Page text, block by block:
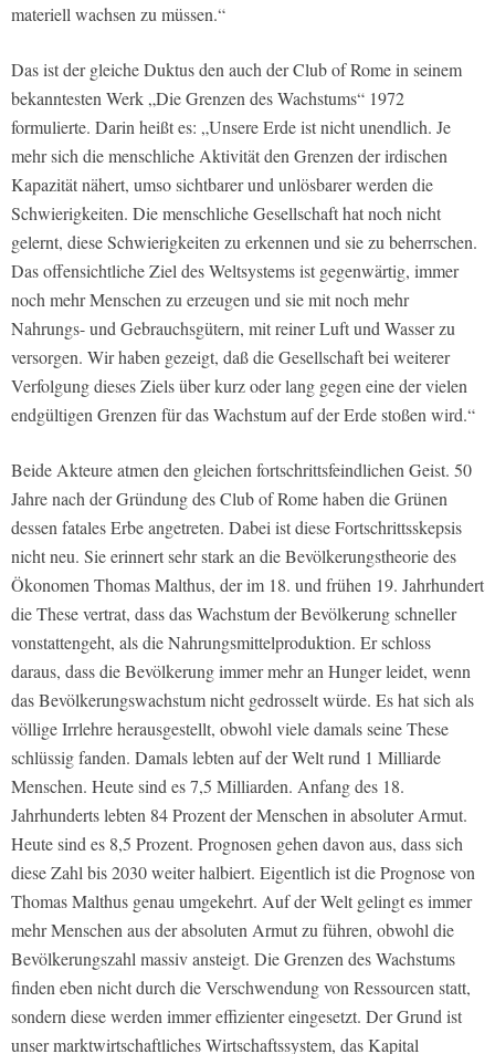
materiell wachsen zu müssen.“
Das ist der gleiche Duktus den auch der Club of Rome in seinem
bekanntesten Werk „Die Grenzen des Wachstums“ 1972
formulierte. Darin heißt es: „Unsere Erde ist nicht unendlich. Je
mehr sich die menschliche Aktivität den Grenzen der irdischen
Kapazität nähert, umso sichtbarer und unlösbarer werden die
Schwierigkeiten. Die menschliche Gesellschaft hat noch nicht
gelernt, diese Schwierigkeiten zu erkennen und sie zu beherrschen.
Das offensichtliche Ziel des Weltsystems ist gegenwärtig, immer
noch mehr Menschen zu erzeugen und sie mit noch mehr
Nahrungs- und Gebrauchsgütern, mit reiner Luft und Wasser zu
versorgen. Wir haben gezeigt, daß die Gesellschaft bei weiterer
Verfolgung dieses Ziels über kurz oder lang gegen eine der vielen
endgültigen Grenzen für das Wachstum auf der Erde stoßen wird.“
Beide Akteure atmen den gleichen fortschrittsfeindlichen Geist. 50
Jahre nach der Gründung des Club of Rome haben die Grünen
dessen fatales Erbe angetreten. Dabei ist diese Fortschrittsskepsis
nicht neu. Sie erinnert sehr stark an die Bevölkerungstheorie des
Ökonomen Thomas Malthus, der im 18. und frühen 19. Jahrhundert
die These vertrat, dass das Wachstum der Bevölkerung schneller
vonstattengeht, als die Nahrungsmittelproduktion. Er schloss
daraus, dass die Bevölkerung immer mehr an Hunger leidet, wenn
das Bevölkerungswachstum nicht gedrosselt würde. Es hat sich als
völlige Irrlehre herausgestellt, obwohl viele damals seine These
schlüssig fanden. Damals lebten auf der Welt rund 1 Milliarde
Menschen. Heute sind es 7,5 Milliarden. Anfang des 18.
Jahrhunderts lebten 84 Prozent der Menschen in absoluter Armut.
Heute sind es 8,5 Prozent. Prognosen gehen davon aus, dass sich
diese Zahl bis 2030 weiter halbiert. Eigentlich ist die Prognose von
Thomas Malthus genau umgekehrt. Auf der Welt gelingt es immer
mehr Menschen aus der absoluten Armut zu führen, obwohl die
Bevölkerungszahl massiv ansteigt. Die Grenzen des Wachstums
finden eben nicht durch die Verschwendung von Ressourcen statt,
sondern diese werden immer effizienter eingesetzt. Der Grund ist
unser marktwirtschaftliches Wirtschaftssystem, das Kapital